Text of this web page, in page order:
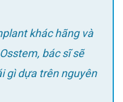
khác hãng và
bác sĩ sẽ
gì dựa trên nguyên